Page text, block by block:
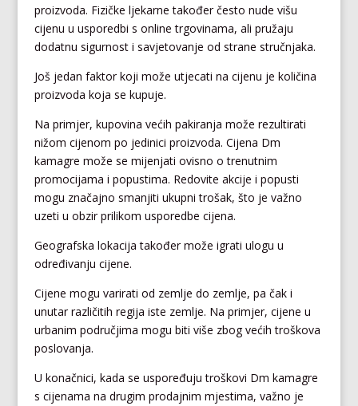
proizvoda. Fizičke ljekarne također često nude višu
cijenu u usporedbi s online trgovinama, ali pružaju
dodatnu sigurnost i savjetovanje od strane stručnjaka.
Još jedan faktor koji može utjecati na cijenu je količina
proizvoda koja se kupuje.
Na primjer, kupovina većih pakiranja može rezultirati
nižom cijenom po jedinici proizvoda. Cijena Dm
kamagre može se mijenjati ovisno o trenutnim
promocijama i popustima. Redovite akcije i popusti
mogu značajno smanjiti ukupni trošak, što je važno
uzeti u obzir prilikom usporedbe cijena.
Geografska lokacija također može igrati ulogu u
određivanju cijene.
Cijene mogu varirati od zemlje do zemlje, pa čak i
unutar različitih regija iste zemlje. Na primjer, cijene u
urbanim područjima mogu biti više zbog većih troškova
poslovanja.
U konačnici, kada se uspoređuju troškovi Dm kamagre
s cijenama na drugim prodajnim mjestima, važno je